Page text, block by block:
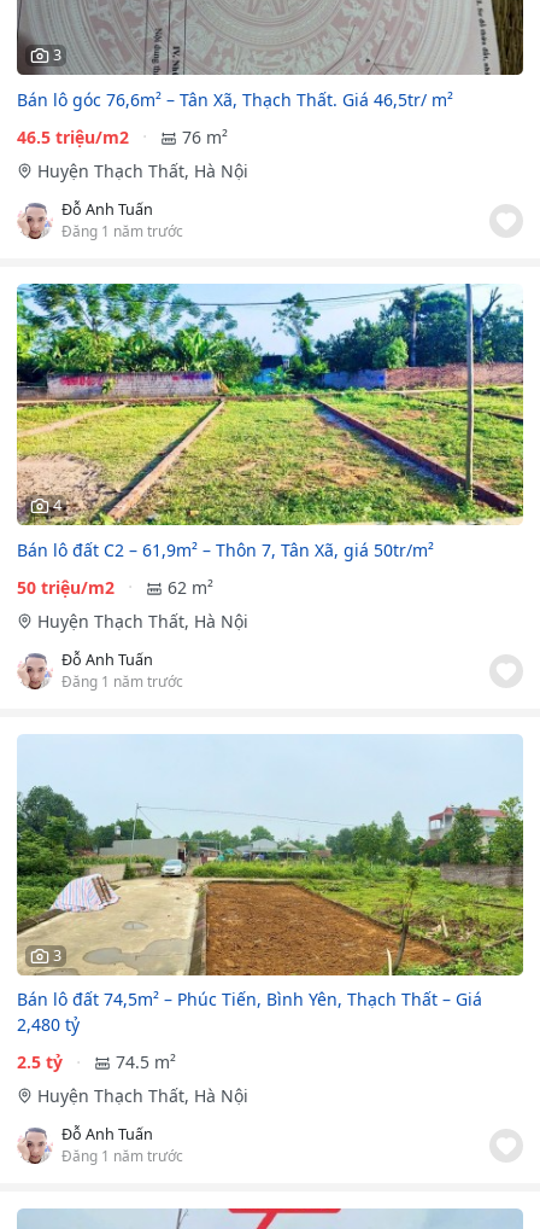
3
Bán lô góc 76,6m² – Tân Xã, Thạch Thất. Giá 46,5tr/ m²
46.5 triệu/m2
76 m²
Huyện Thạch Thất, Hà Nội
Đỗ Anh Tuấn
Đăng 1 năm trước
4
Bán lô đất C2 – 61,9m² – Thôn 7, Tân Xã, giá 50tr/m²
50 triệu/m2
62 m²
Huyện Thạch Thất, Hà Nội
Đỗ Anh Tuấn
Đăng 1 năm trước
3
Bán lô đất 74,5m² – Phúc Tiến, Bình Yên, Thạch Thất – Giá
2,480 tỷ
2.5 tỷ
74.5 m²
Huyện Thạch Thất, Hà Nội
Đỗ Anh Tuấn
Đăng 1 năm trước